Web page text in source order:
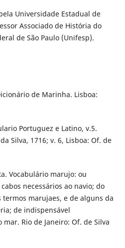
Universidade Estadual de
Associado de História do
de São Paulo (Unifesp).
de Marinha. Lisboa:
Portuguez e Latino, v.5.
Silva, 1716; v. 6, Lisboa: Of. de
Vocabulário marujo: ou
necessários ao navio; do
marujaes, e de alguns da
de indispensável
Rio de Janeiro: Of. de Silva